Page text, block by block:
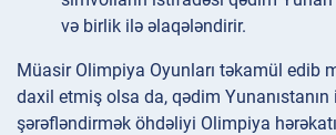
və birlik ilə əlaqələndirir.
Müasir Olimpiya Oyunları təkamül edib
daxil etmiş olsa da, qədim Yunanıstanın
şərəfləndirmək öhdəliyi Olimpiya